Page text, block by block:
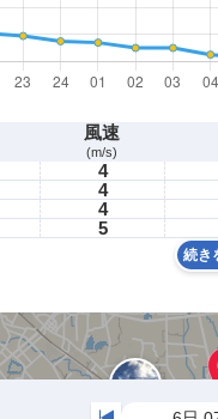
風速
(m/s)
4
4
4
5
続き